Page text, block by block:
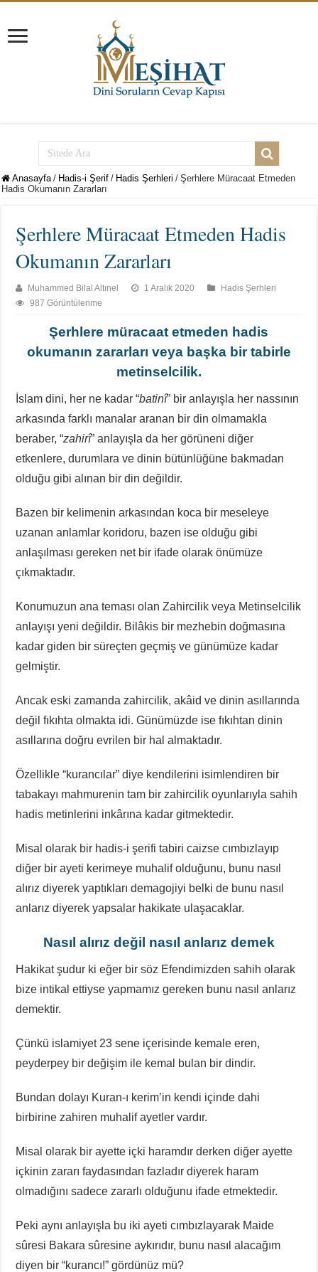
Anasayfa / Hadis-i Şerif / Hadis Şerhleri / Şerhlere Müracaat Etmeden
Hadis Okumanın Zararları
Şerhlere Müracaat Etmeden Hadis
Okumanın Zararları
Muhammed Bilal Altınel 1 Aralık 2020
Hadis Şerhleri
987 Görüntülenme
Şerhlere müracaat etmeden hadis
okumanın zararları veya başka bir tabirle
metinselcilik.
İslam dini, her ne kadar “batinî” bir anlayışla her nassının
arkasında farklı manalar aranan bir din olmamakla
beraber, “zahirî” anlayışla da her görüneni diğer
etkenlere, durumlara ve dinin bütünlüğüne bakmadan
olduğu gibi alınan bir din değildir.
Bazen bir kelimenin arkasından koca bir meseleye
uzanan anlamlar koridoru, bazen ise olduğu gibi
anlaşılması gereken net bir ifade olarak önümüze
çıkmaktadır.
Konumuzun ana teması olan Zahircilik veya Metinselcilik
anlayışı yeni değildir. Bilâkis bir mezhebin doğmasına
kadar giden bir süreçten geçmiş ve günümüze kadar
gelmiştir.
Ancak eski zamanda zahircilik, akâid ve dinin asıllarında
değil fıkıhta olmakta idi. Günümüzde ise fıkıhtan dinin
asıllarına doğru evrilen bir hal almaktadır.
Özellikle “kurancılar” diye kendilerini isimlendiren bir
tabakayı mahmurenin tam bir zahircilik oyunlarıyla sahih
hadis metinlerini inkârına kadar gitmektedir.
Misal olarak bir hadis-i şerifi tabiri caizse cımbızlayıp
diğer bir ayeti kerimeye muhalif olduğunu, bunu nasıl
alırız diyerek yaptıkları demagojiyi belki de bunu nasıl
anlarız diyerek yapsalar hakikate ulaşacaklar.
Nasıl alırız değil nasıl anlarız demek
Hakikat şudur ki eğer bir söz Efendimizden sahih olarak
bize intikal ettiyse yapmamız gereken bunu nasıl anlarız
demektir.
Çünkü islamiyet 23 sene içerisinde kemale eren,
peyderpey bir değişim ile kemal bulan bir dindir.
Bundan dolayı Kuran-ı kerim’in kendi içinde dahi
birbirine zahiren muhalif ayetler vardır.
Misal olarak bir ayette içki haramdır derken diğer ayette
içkinin zararı faydasından fazladır diyerek haram
olmadığını sadece zararlı olduğunu ifade etmektedir.
Peki aynı anlayışla bu iki ayeti cımbızlayarak Maide
sûresi Bakara sûresine aykırıdır, bunu nasıl alacağım
diyen bir “kurancı!” gördünüz mü?